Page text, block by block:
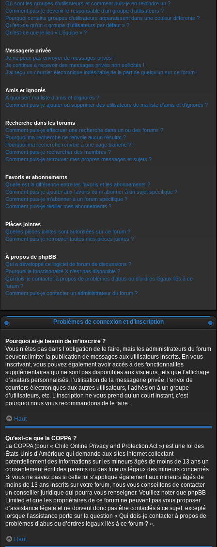
Où sont les groupes d’utilisateurs et comment puis-je en rejoindre un ?
Comment puis-je devenir le responsable d’un groupe d’utilisateurs ?
Pourquoi certains groupes d’utilisateurs apparaissent dans une couleur différente ?
Qu’est-ce qu’un « groupe d’utilisateurs par défaut » ?
Qu’est-ce que le lien « L’équipe » ?
Messagerie privée
Je ne peux pas envoyer de messages privés !
Je continue à recevoir des messages privés non sollicités !
J’ai reçu un courrier électronique indésirable de la part de quelqu’un sur ce forum !
Amis et ignorés
À quoi sert ma liste d’amis et d’ignorés ?
Comment puis-je ajouter ou supprimer des utilisateurs de ma liste d’amis et d’ignorés ?
Recherche dans les forums
Comment puis-je effectuer une recherche dans un ou des forums ?
Pourquoi ma recherche ne renvoie aucun résultat ?
Pourquoi ma recherche renvoie à une page blanche ?!
Comment puis-je rechercher des membres ?
Comment puis-je retrouver mes propres messages et sujets ?
Favoris et abonnements
Quelle est la différence entre les favoris et les abonnements ?
Comment puis-je ajouter aux favoris ou m’abonner à un sujet spécifique ?
Comment puis-je m’abonner à un forum spécifique ?
Comment puis-je résilier mes abonnements ?
Pièces jointes
Quelles pièces jointes sont autorisées sur ce forum ?
Comment puis-je retrouver toutes mes pièces jointes ?
À propos de phpBB
Qui a développé ce logiciel de forum de discussions ?
Pourquoi la fonctionnalité X n’est pas disponible ?
Qui dois-je contacter à propos de problèmes d’abus ou d’ordres légaux liés à ce
forum ?
Comment puis-je contacter un administrateur du forum ?
Problèmes de connexion et d’inscription
Pourquoi ai-je besoin de m’inscrire ?
Vous n’êtes pas dans l’obligation de le faire, mais les administrateurs du forum
peuvent limiter la publication de messages aux utilisateurs inscrits. En vous
inscrivant, vous pouvez également avoir accès à des fonctionnalités
supplémentaires qui ne sont pas disponibles aux visiteurs, tels que l’affichage
d’avatars personnalisés, l’utilisation de la messagerie privée, l’envoi de
courriers électroniques aux autres utilisateurs, l’adhésion à un groupe
d’utilisateurs, etc. L’inscription ne vous prend qu’un court instant, c’est
pourquoi nous vous recommandons de le faire.
Haut
Qu’est-ce que la COPPA ?
La COPPA (pour « Child Online Privacy and Protection Act ») est une loi des
États-Unis d’Amérique qui demande aux sites internet collectant
potentiellement des informations sur les mineurs âgés de moins de 13 ans un
consentement écrit des parents ou des tuteurs légaux des mineurs concernés.
Si vous ne savez pas si cette loi s’applique également aux mineurs âgés de
moins de 13 ans inscrits sur votre forum, nous vous conseillons de contacter
un conseiller juridique qui pourra vous renseigner. Veuillez noter que phpBB
Limited et que les propriétaires de ce forum ne peuvent pas vous proposer
d’assistance légale et ne doivent donc pas être contactés à ce sujet, excepté
lorsque l’assistance porte sur la question « Qui dois-je contacter à propos de
problèmes d’abus ou d’ordres légaux liés à ce forum ? ».
Haut